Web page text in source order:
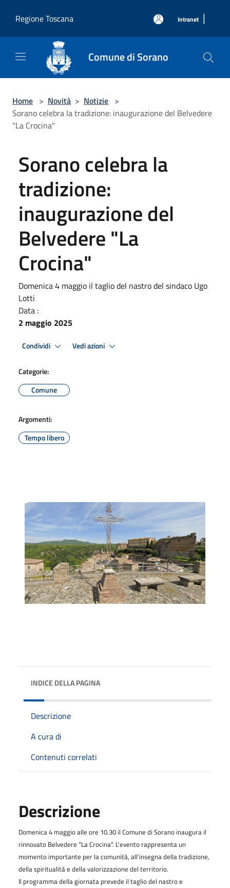
Regione Toscana
Intranet |
Comune di Sorano
Home > Novità > Notizie >
Sorano celebra la tradizione: inaugurazione del Belvedere
"La Crocina"
Sorano celebra la
tradizione:
inaugurazione del
Belvedere "La
Crocina"
Domenica 4 maggio il taglio del nastro del sindaco Ugo
Lotti
Data :
2 maggio 2025
Condividi Vedi azioni
Categorie:
Comune
Argomenti:
Tempo libero
INDICE DELLA PAGINA
Descrizione
A cura di
Contenuti correlati
Descrizione
Domenica 4 maggio alle ore 10.30 il Comune di Sorano inaugura il
rinnovato Belvedere "La Crocina". L'evento rappresenta un
momento importante per la comunità, all'insegna della tradizione,
della spiritualità e della valorizzazione del territorio.
Il programma della giornata prevede il taglio del nastro e